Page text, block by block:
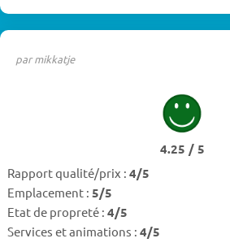
par mikkatje
4.25 / 5
Rapport qualité/prix : 4/5
Emplacement : 5/5
Etat de propreté : 4/5
Services et animations : 4/5